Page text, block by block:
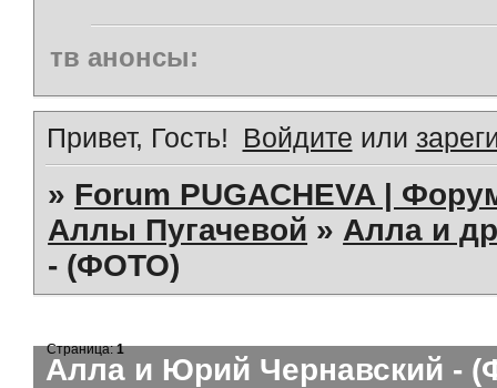
тв анонсы:
Привет, Гость! Войдите или
» Forum PUGACHEVA |
Аллы Пугачевой » Алла и
- (ФОТО)
Алла и Юрий Чернавский -
Страница:1